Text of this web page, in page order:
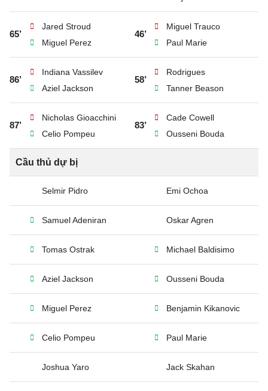
65’
Jared Stroud
Miguel Perez
46’
Miguel Trauco
Paul Marie
86’
Indiana Vassilev
Aziel Jackson
58’
Rodrigues
Tanner Beason
87’
Nicholas Gioacchini
Celio Pompeu
83’
Cade Cowell
Ousseni Bouda
Cầu thủ dự bị
Selmir Pidro Emi Ochoa
Samuel Adeniran Oskar Agren
Tomas Ostrak Michael Baldisimo
Aziel Jackson Ousseni Bouda
Miguel Perez Benjamin Kikanovic
Celio Pompeu Paul Marie
Joshua Yaro Jack Skahan